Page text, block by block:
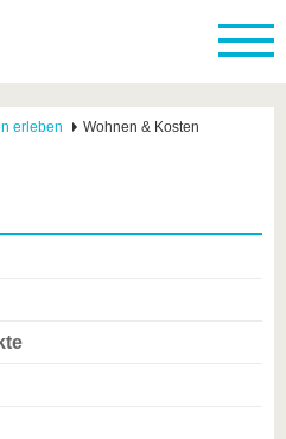
erleben Wohnen & Kosten